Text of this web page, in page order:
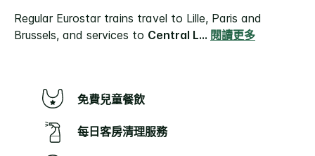
Regular Eurostar trains travel to Lille, Paris and
Brussels, and services to Central L... 閱讀更多
免費兒童餐飲
每日客房清理服務